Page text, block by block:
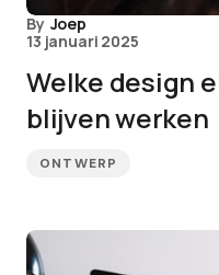
By Joep
13 januari 2025
Welke design
blijven werken
ONTWERP